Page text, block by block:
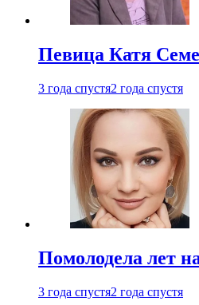
Певица Катя
3 года спустя2 года спустя
Помолодела лет
3 года спустя2 года спустя